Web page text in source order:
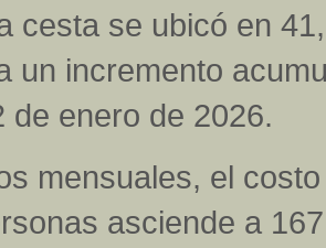
cesta se ubicó en
un incremento
de enero de 2026.
mensuales, el
asciende a